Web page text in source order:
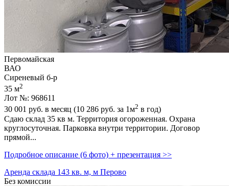
Первомайская
ВАО
Сиреневый б-р
35 м2
Лот №: 968611
30 001 руб. в месяц (10 286 руб. за 1м2 в год)
Сдаю склад 35 кв м. Территория огороженная. Охрана
круглосуточная. Парковка внутри территории. Договор
прямой...
Подробное описание (6 фото) + презентация >>
Аренда склада 143 кв. м, м Перово
Без комиссии